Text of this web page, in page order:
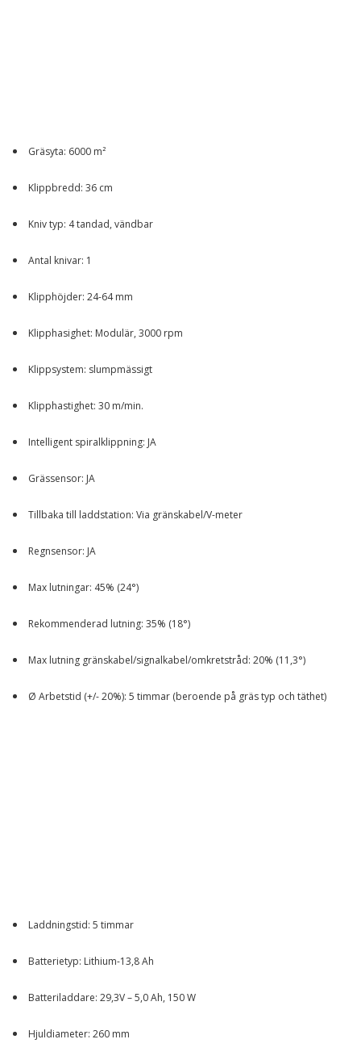
Gräsyta: 6000 m²
Klippbredd: 36 cm
Kniv typ: 4 tandad, vändbar
Antal knivar: 1
Klipphöjder: 24-64 mm
Klipphasighet: Modulär, 3000 rpm
Klippsystem: slumpmässigt
Klipphastighet: 30 m/min.
Intelligent spiralklippning: JA
Grässensor: JA
Tillbaka till laddstation: Via gränskabel/V-meter
Regnsensor: JA
Max lutningar: 45% (24°)
Rekommenderad lutning: 35% (18°)
Max lutning gränskabel/signalkabel/omkretstråd: 20% (11,3°)
Ø Arbetstid (+/- 20%): 5 timmar (beroende på gräs typ och täthet)
Laddningstid: 5 timmar
Batterietyp: Lithium-13,8 Ah
Batteriladdare: 29,3V – 5,0 Ah, 150 W
Hjuldiameter: 260 mm